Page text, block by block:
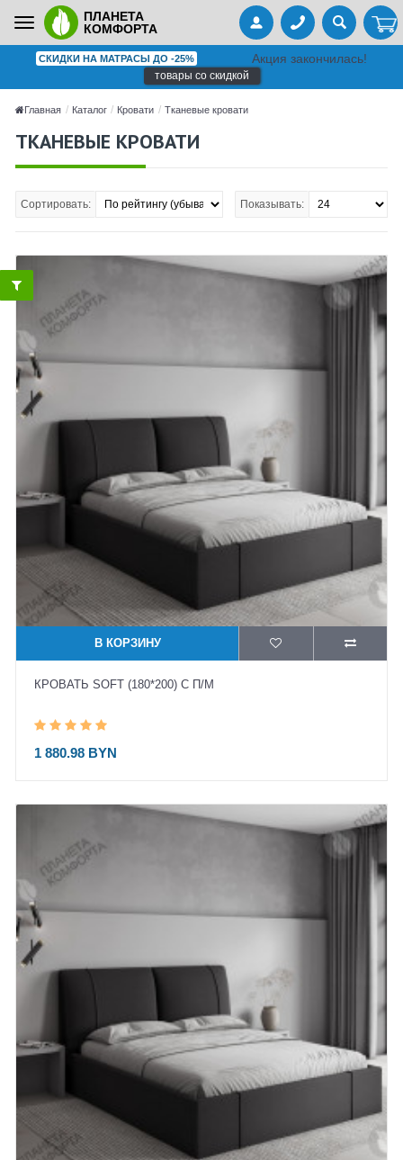
Toggle
navigation
ПЛАНЕТА
КОМФОРТА
СКИДКИ НА МАТРАСЫ ДО -25% Акция закончилась!
товары со скидкой
Главная Каталог Кровати Тканевые кровати
ТКАНЕВЫЕ КРОВАТИ
Сортировать: Показывать:
В КОРЗИНУ
КРОВАТЬ SOFT (180*200) С П/М
1 880.98 BYN